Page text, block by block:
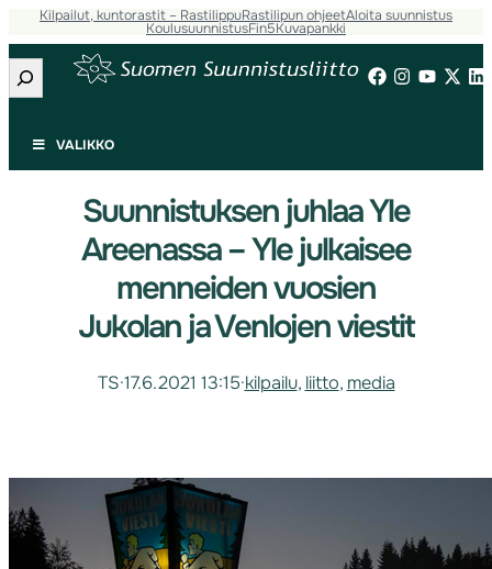
Kilpailut, kuntorastit – RastilippuRastilipun ohjeetAloita suunnistus
KoulusuunnistusFin5Kuvapankki
Etsi
VALIKKO
Suunnistuksen juhlaa Yle
Areenassa – Yle julkaisee
menneiden vuosien
Jukolan ja Venlojen viestit
TS·17.6.2021 13:15·kilpailu, liitto, media